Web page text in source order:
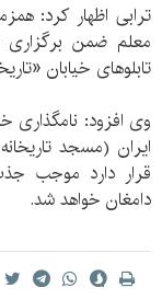
معلم ضمن برگزاری
تابلوهای خیابان‌
وی افزود: نامگذاری
ایران (مسجد
قرار دارد موجب
دامغان خواهد شد.